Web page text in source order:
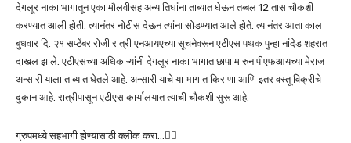
देगलूर नाका भागातून एका मौलवीसह अन्य तिघांना ताब्यात घेऊन तब्बल 12 तास चौकशी
करण्यात आली होती. त्यानंतर नोटीस देऊन त्यांना सोडण्यात आले होते. त्यानंतर आता काल
बुधवार दि. २१ सप्टेंबर रोजी रात्री एनआयएच्या सूचनेवरून एटीएस पथक पुन्हा नांदेड शहरात
दाखल झाले. एटीएसच्या अधिकाऱ्यांनी देगलूर नाका भागात छापा मारुन पीएफआयच्या मेराज
अन्सारी याला ताब्यात घेतले आहे. अन्सारी याचे या भागात किराणा आणि इतर वस्तू विक्रीचे
दुकान आहे. रात्रीपासून एटीएस कार्यालयात त्याची चौकशी सुरू आहे.
ग्रुपमध्ये सहभागी होण्यासाठी क्लीक करा…👆🏻